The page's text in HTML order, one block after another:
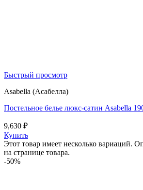
Быстрый просмотр
Asabella (Асабелла)
Постельное белье люкс-сатин Asabella
9,630 ₽
Купить
Этот товар имеет несколько вариаций.
на странице товара.
-50%